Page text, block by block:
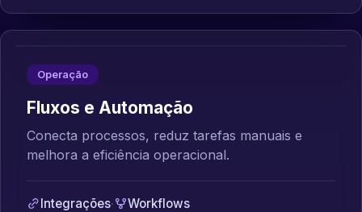
Operação
Fluxos e Automação
Conecta processos, reduz tarefas manuais e
melhora a eficiência operacional.
Integrações· Workflows